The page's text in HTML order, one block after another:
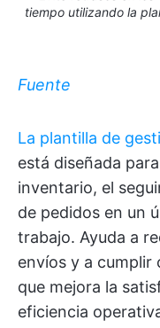
tiempo utilizando la
Fuente
La plantilla de
está diseñada
inventario, el
de pedidos en un
trabajo. Ayuda a
envíos y a cumplir
que mejora la
eficiencia